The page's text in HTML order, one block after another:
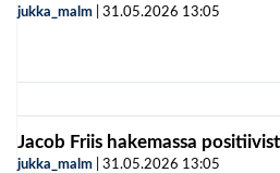
jukka_malm 31.05.2026 13:05
Jacob Friis hakemassa
jukka_malm 31.05.2026 13:05